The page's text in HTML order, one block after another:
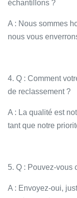
échantillons ?
A : Nous sommes
nous vous
4. Q : Comment
de reclassement ?
A : La qualité est
tant que notre
5. Q : Pouvez-vous
A : Envoyez-oui,